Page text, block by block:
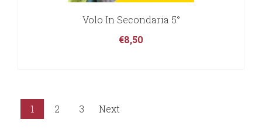
Volo In Secondaria 5°
€8,50
1 2 3 Next